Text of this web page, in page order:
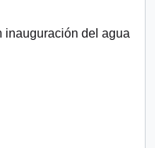
inauguración del agua